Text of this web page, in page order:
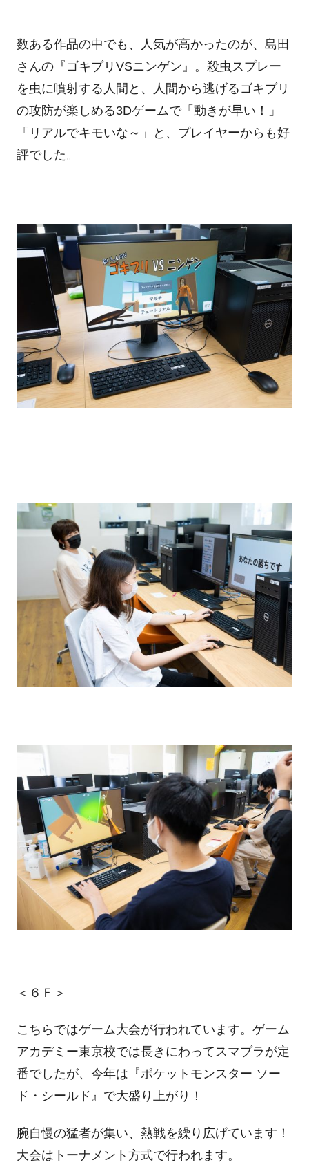
数ある作品の中でも、人気が高かったのが、島田
さんの『ゴキブリVSニンゲン』。殺虫スプレー
を虫に噴射する人間と、人間から逃げるゴキブリ
の攻防が楽しめる3Dゲームで「動きが早い！」
「リアルでキモいな～」と、プレイヤーからも好
評でした。
＜６Ｆ＞
こちらではゲーム大会が行われています。ゲーム
アカデミー東京校では長きにわってスマブラが定
番でしたが、今年は『ポケットモンスター ソー
ド・シールド』で大盛り上がり！
腕自慢の猛者が集い、熱戦を繰り広げています！
大会はトーナメント方式で行われます。